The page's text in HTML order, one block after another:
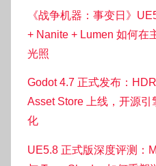
《战争机器：事变日》
+ Nanite + Lumen 如何在
光照
Godot 4.7 正式发布：
Asset Store 上线，开源
化
UE5.8 正式版深度评测：